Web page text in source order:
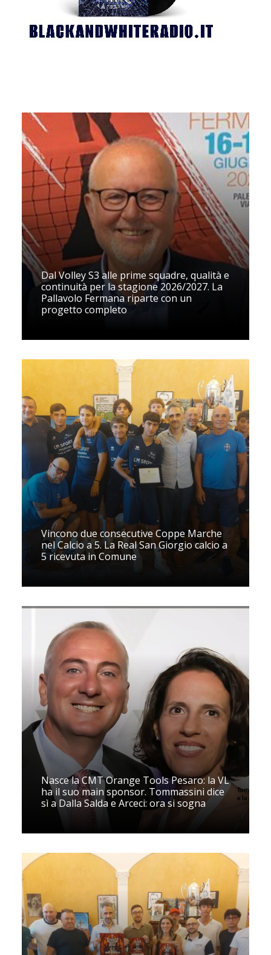
Dal Volley S3 alle prime squadre, qualità e
continuità per la stagione 2026/2027. La
Pallavolo Fermana riparte con un
progetto completo
Vincono due consecutive Coppe Marche
nel Calcio a 5. La Real San Giorgio calcio a
5 ricevuta in Comune
Nasce la CMT Orange Tools Pesaro: la VL
ha il suo main sponsor. Tommassini dice
sì a Dalla Salda e Arceci: ora si sogna